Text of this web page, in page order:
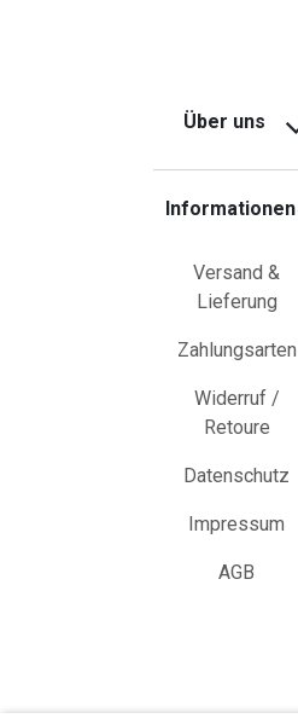
Über uns
Informationen
Versand &
Lieferung
Zahlungsarten
Widerruf /
Retoure
Datenschutz
Impressum
AGB